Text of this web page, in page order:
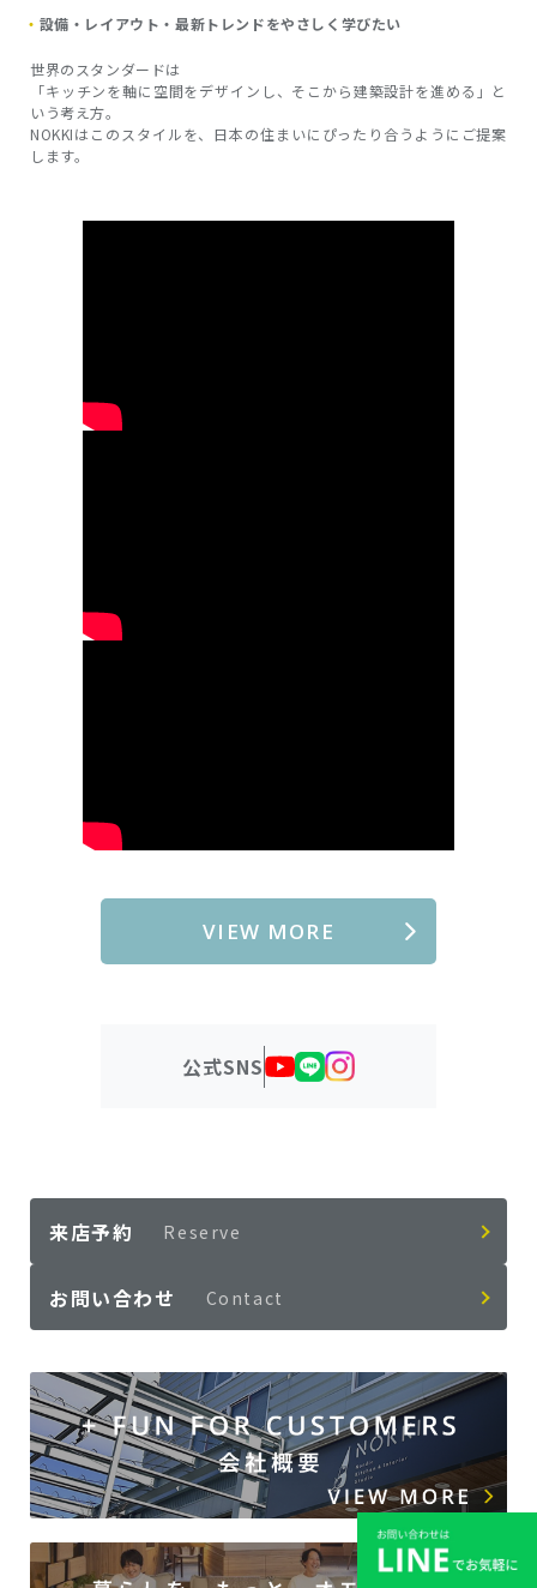
設備・レイアウト・最新トレンドをやさしく学びたい
世界のスタンダードは
「キッチンを軸に空間をデザインし、そこから建築設計を進める」と
いう考え方。
NOKKIはこのスタイルを、日本の住まいにぴったり合うようにご提案
します。
VIEW MORE
公式SNS
来店予約 Reserve
お問い合わせ Contact